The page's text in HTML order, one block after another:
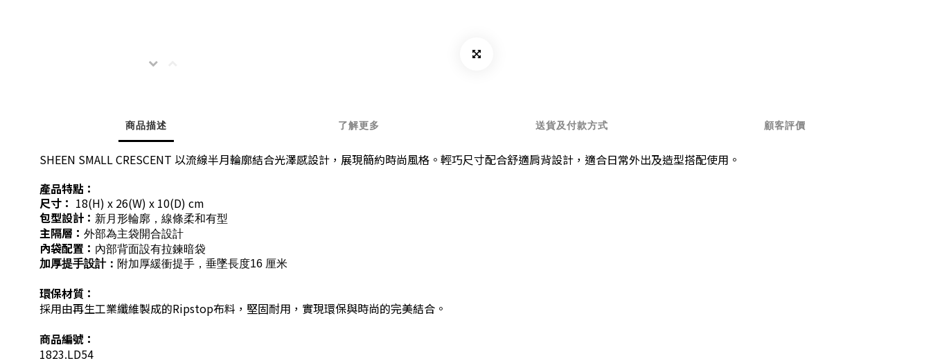
商品描述 了解更多 送貨及付款方式 顧客評價
SHEEN SMALL CRESCENT 以流線半月輪廓結合光澤感設計，展現簡約時尚風格。輕巧尺寸配合舒適肩背設計，適合日常外出及造型搭配使用。
產品特點：
尺寸： 18(H) x 26(W) x 10(D) cm
包型設計： 新月形輪廓，線條柔和有型
主隔層： 外部為主袋開合設計
內袋配置： 內部背面設有拉鍊暗袋
加厚提手設計： 附加厚緩衝提手，垂墜長度16 厘米
環保材質：
採用由再生工業纖維製成的Ripstop布料，堅固耐用，實現環保與時尚的完美結合。
商品編號：
1823.LD54